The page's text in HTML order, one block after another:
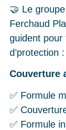
🤝 Le
Ferchaud
guident pour
d’protection :
Couverture
✅ Formule
✅
✅ Formule